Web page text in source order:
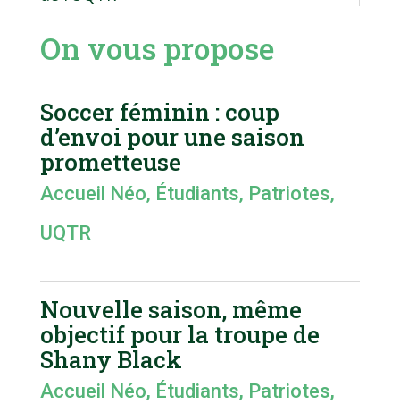
On vous propose
Soccer féminin : coup
d’envoi pour une saison
prometteuse
Accueil Néo, Étudiants, Patriotes,
UQTR
Nouvelle saison, même
objectif pour la troupe de
Shany Black
Accueil Néo, Étudiants, Patriotes,